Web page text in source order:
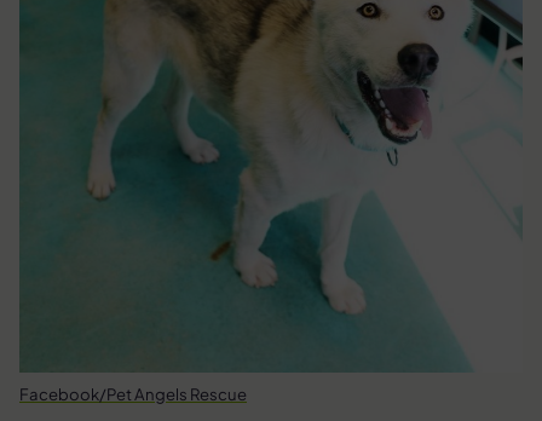
Facebook/Pet Angels Rescue